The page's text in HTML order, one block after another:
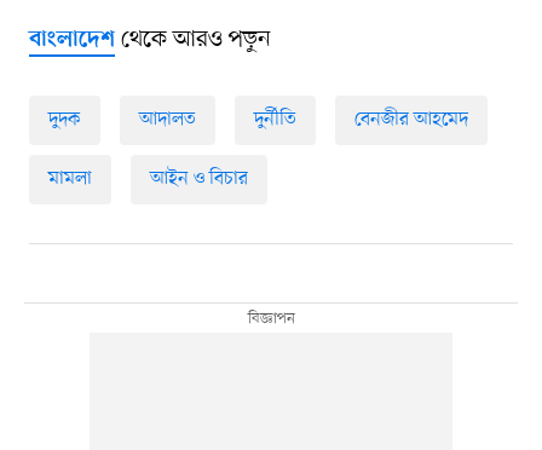
বাংলাদেশথেকে আরও পড়ুন
দুদক আদালত দুর্নীতি বেনজীর আহমেদ
মামলা আইন ও বিচার